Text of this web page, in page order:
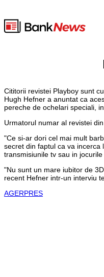
Cititorii revistei Playboy sunt
Hugh Hefner a anuntat ca
pereche de ochelari speciali,
Urmatorul numar al revistei
"Ce si-ar dori cel mai mult
secret din faptul ca va
transmisiunile tv sau in jocurile
"Nu sunt un mare iubitor de
recent Hefner intr-un interviu
AGERPRES